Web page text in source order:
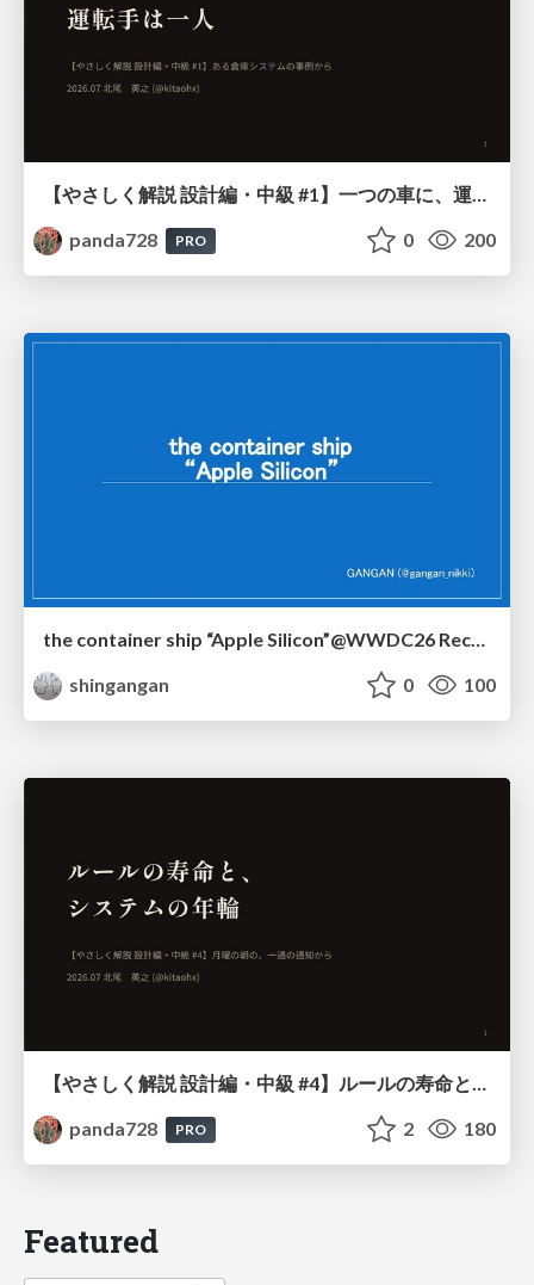
【やさしく解説 設計編・中級 #1】一つの車に、運転手は一人 ～ある倉庫システムの事例から～
panda728
PRO 0 200
shingangan
0 100
【やさしく解説 設計編・中級 #4】ルールの寿命と、システムの年輪
panda728
PRO 2 180
Featured